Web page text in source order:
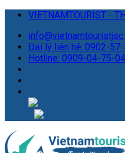
VIETNAMTOURIST -
Đại lý liên hệ: 0902-
Hotline: 0909-04-75-04